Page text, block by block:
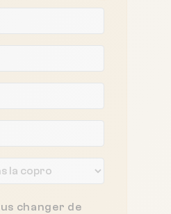
changer de